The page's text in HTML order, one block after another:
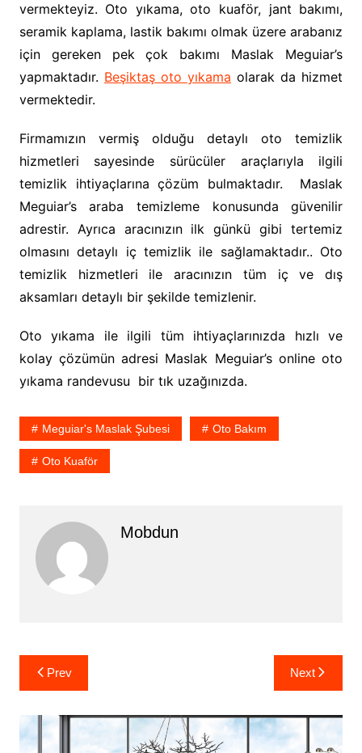
vermekteyiz. Oto yıkama, oto kuaför, jant bakımı,
seramik kaplama, lastik bakımı olmak üzere arabanız
için gereken pek çok bakımı Maslak Meguiar’s
yapmaktadır. Beşiktaş oto yıkama olarak da hizmet
vermektedir.
Firmamızın vermiş olduğu detaylı oto temizlik
hizmetleri sayesinde sürücüler araçlarıyla ilgili
temizlik ihtiyaçlarına çözüm bulmaktadır. Maslak
Meguiar’s araba temizleme konusunda güvenilir
adrestir. Ayrıca aracınızın ilk günkü gibi tertemiz
olmasını detaylı iç temizlik ile sağlamaktadır.. Oto
temizlik hizmetleri ile aracınızın tüm iç ve dış
aksamları detaylı bir şekilde temizlenir.
Oto yıkama ile ilgili tüm ihtiyaçlarınızda hızlı ve
kolay çözümün adresi Maslak Meguiar’s online oto
yıkama randevusu bir tık uzağınızda.
Meguiar's Maslak Şubesi Oto Bakım
Oto Kuaför
Mobdun
Yazı
gezinmesi
Prev Next